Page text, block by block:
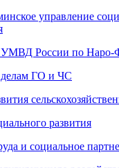
управление
России по Наро-
ГО и ЧС
развития
и социальное